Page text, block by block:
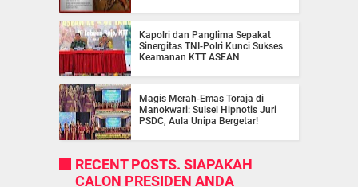
Kapolri dan Panglima Sepakat
Sinergitas TNI-Polri Kunci Sukses
Keamanan KTT ASEAN
Magis Merah-Emas Toraja di
Manokwari: Sulsel Hipnotis Juri
PSDC, Aula Unipa Bergetar!
RECENT POSTS. SIAPAKAH
CALON PRESIDEN ANDA